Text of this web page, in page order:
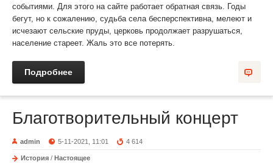
событиями. Для этого на сайте работает обратная связь. Годы
бегут, но к сожалению, судьба села бесперспективна, мелеют и
исчезают сельские пруды, церковь продолжает разрушаться,
население стареет. Жаль это все потерять.
Подробнее
Благотворительный концерт
admin 5-11-2021, 11:01 4 614
История / Настоящее